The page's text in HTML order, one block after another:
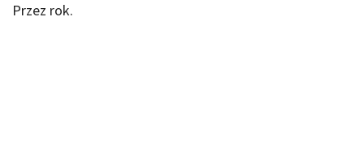
Przez rok.